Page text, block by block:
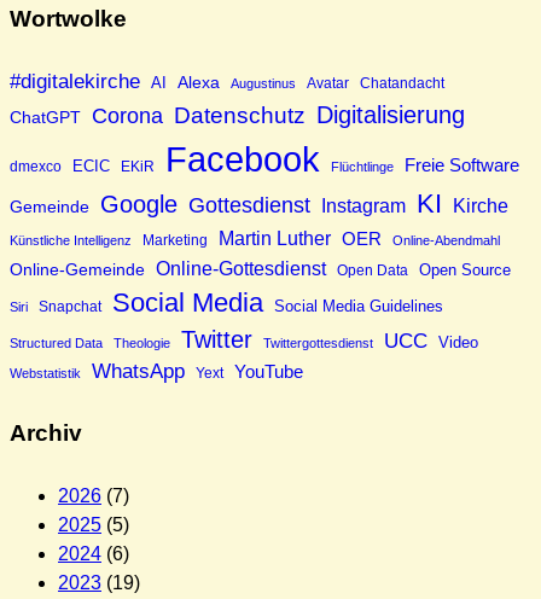
Wortwolke
#digitalekirche AI Alexa Augustinus Avatar Chatandacht
ChatGPT Corona Datenschutz Digitalisierung
dmexco ECIC EKiR Facebook Flüchtlinge Freie Software
Gemeinde Google Gottesdienst Instagram KI Kirche
Künstliche Intelligenz Marketing Martin Luther OER Online-Abendmahl
Online-Gemeinde Online-Gottesdienst Open Data Open Source
Siri Snapchat Social Media Social Media Guidelines
Structured Data Theologie Twitter Twittergottesdienst UCC Video
Webstatistik WhatsApp Yext YouTube
Archiv
2026 (7)
2025 (5)
2024 (6)
2023 (19)